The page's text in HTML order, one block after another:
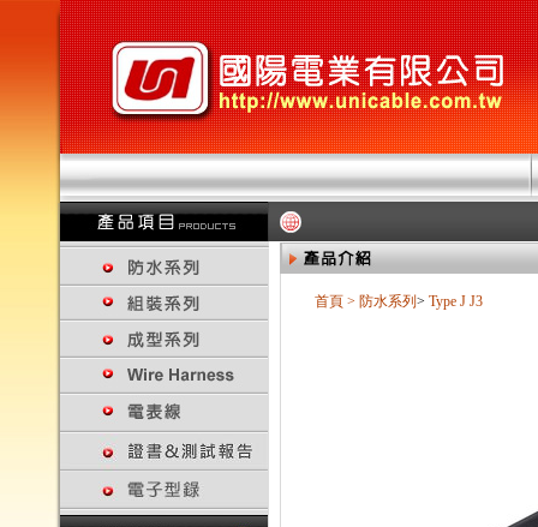
首頁 > 防水系列 > Type J J3